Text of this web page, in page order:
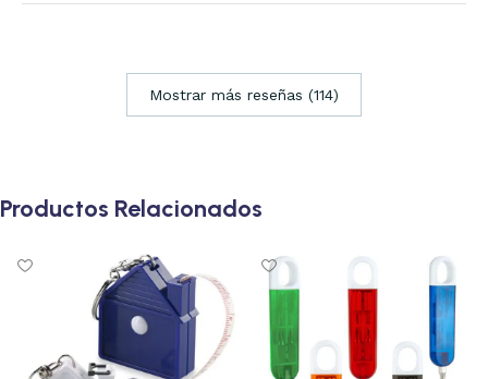
Mostrar más reseñas (114)
Productos Relacionados